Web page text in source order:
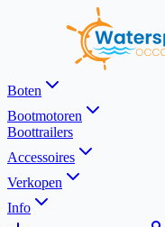
Boten
Bootmotoren
Boottrailers
Accessoires
Verkopen
Info